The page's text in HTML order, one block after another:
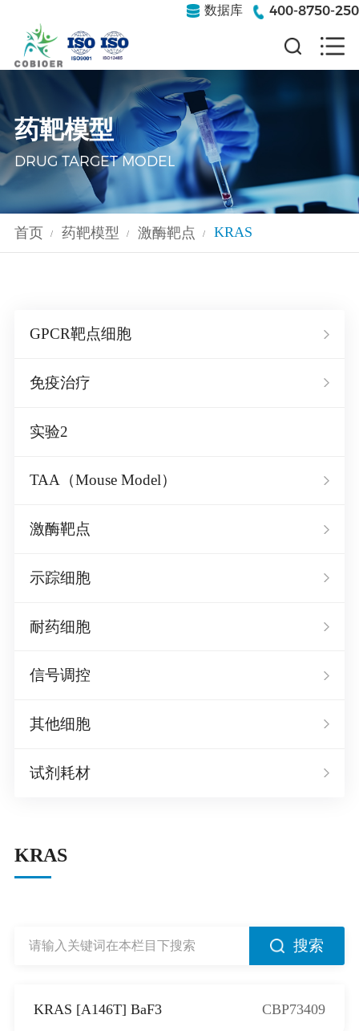
数据库 400-8750-250
药靶模型
DRUG TARGET MODEL
首页 / 药靶模型 / 激酶靶点 / KRAS
GPCR靶点细胞
免疫治疗
实验2
TAA（Mouse Model）
激酶靶点
示踪细胞
耐药细胞
信号调控
其他细胞
试剂耗材
KRAS
搜索
KRAS [A146T] BaF3 CBP73409